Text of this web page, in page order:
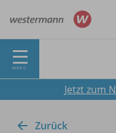
MENÜ
Jetzt zum
Zurück